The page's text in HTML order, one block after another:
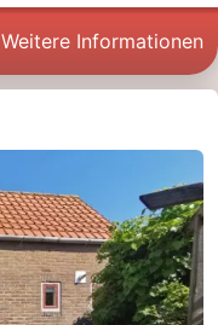
Weitere Informationen